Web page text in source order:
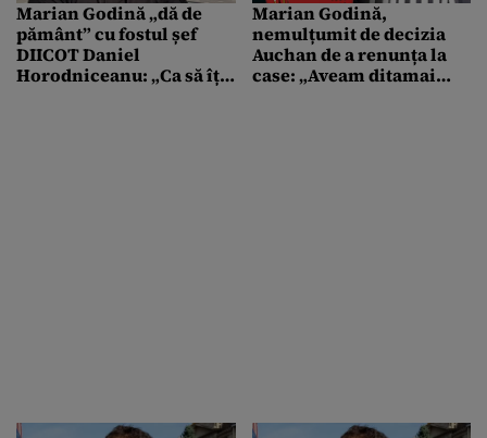
Marian Godină „dă de
pământ” cu fostul șef
DIICOT Daniel
Horodniceanu: „Ca să îți
Marian Godină,
nemulțumit de decizia
Auchan de a renunța la
case: „Aveam ditamai